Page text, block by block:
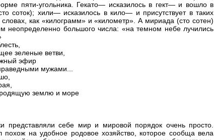
пяти-угольника. Гекато— исказилось в гект— и вошло в
соток); хили— исказилось в кило— и присутствует в таких
словах, как «килограмм» и «километр». А мириада (сто сотен)
неопределенно большого числа: «на темном небе лучились
зеленые ветви,
эфир
мужами...
землю и море
представляли себе мир и мировой порядок очень просто.
на удобное родовое хозяйство, которое сообща вела